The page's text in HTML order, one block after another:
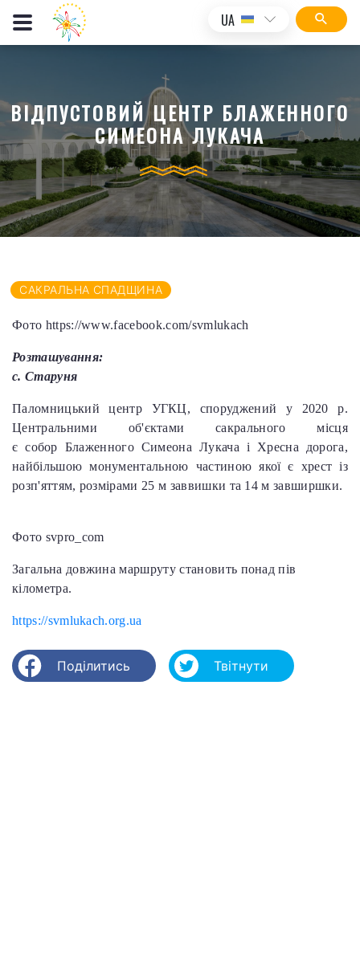
UA
ВІДПУСТОВИЙ ЦЕНТР БЛАЖЕННОГО
СИМЕОНА ЛУКАЧА
САКРАЛЬНА СПАДЩИНА
Фото https://www.facebook.com/svmlukach
Розташування:
с. Старуня
Паломницький центр УГКЦ, споруджений у 2020 р.
Центральними об'єктами сакрального місця
є собор Блаженного Симеона Лукача і Хресна дорога,
найбільшою монументальною частиною якої є хрест із
розп'яттям, розмірами 25 м заввишки та 14 м завширшки.
Фото svpro_com
Загальна довжина маршруту становить понад пів
кілометра.
https://svmlukach.org.ua
Поділитись Твітнути